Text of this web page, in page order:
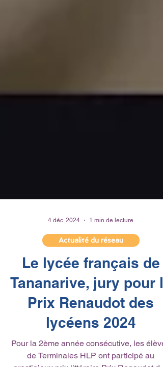
4 déc. 2024 1 min de lecture
Actualité du réseau
Le lycée français de
Tananarive, jury pour le
Prix Renaudot des
lycéens 2024